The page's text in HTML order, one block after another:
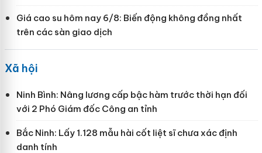
Giá cao su hôm nay 6/8: Biến động không đồng nhất
trên các sàn giao dịch
Xã hội
Ninh Bình: Nâng lương cấp bậc hàm trước thời hạn đối
với 2 Phó Giám đốc Công an tỉnh
Bắc Ninh: Lấy 1.128 mẫu hài cốt liệt sĩ chưa xác định
danh tính